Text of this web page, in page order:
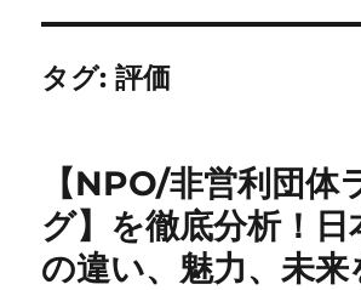
タグ:評価
【NPO/非営利団体
グ】を徹底分析！日
の違い、魅力、未来